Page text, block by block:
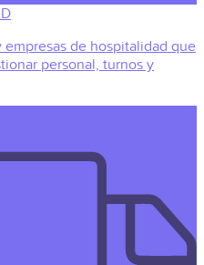
empresas de hospitalidad que
personal, turnos y